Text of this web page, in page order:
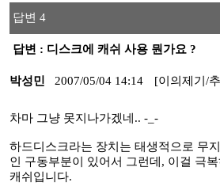
답변 4
답변 : 디스크에 캐쉬 사용 뭔가요 ?
박성민 2007/05/04 14:14 [이의제기/
차마 그냥 못지나가겠네.. -_-
하드디스크라는 장치는 태생적으로 무
인 구동부분이 있어서 그런데, 이걸 극
캐쉬입니다.